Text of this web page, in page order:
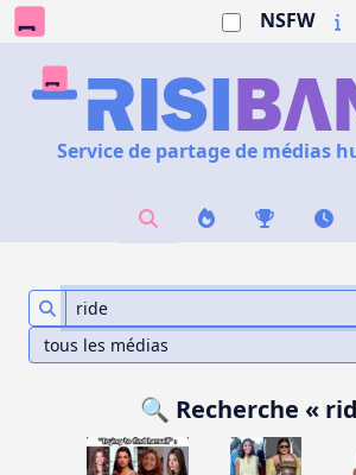
NSFW
Service de partage de médias
🔍 Recherche «